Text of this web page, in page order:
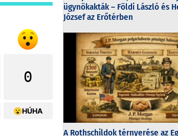
0
😮HÚHA
ügynökakták – Földi László és
József az Erőtérben
A Rothschildok térnyerése az